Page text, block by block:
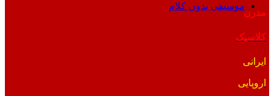
موسیقی بدون کلام
مدرن
کلاسیک
ایرانی
اروپایی